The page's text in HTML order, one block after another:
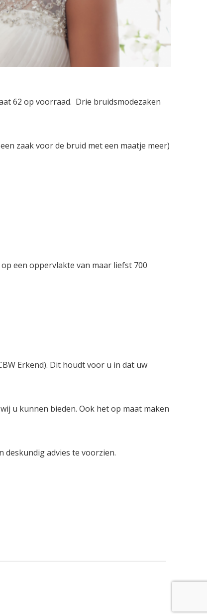
62 op voorraad. Drie bruidsmodezaken
zaak voor de bruid met een maatje meer)
een oppervlakte van maar liefst 700
Erkend). Dit houdt voor u in dat uw
u kunnen bieden. Ook het op maat maken
deskundig advies te voorzien.